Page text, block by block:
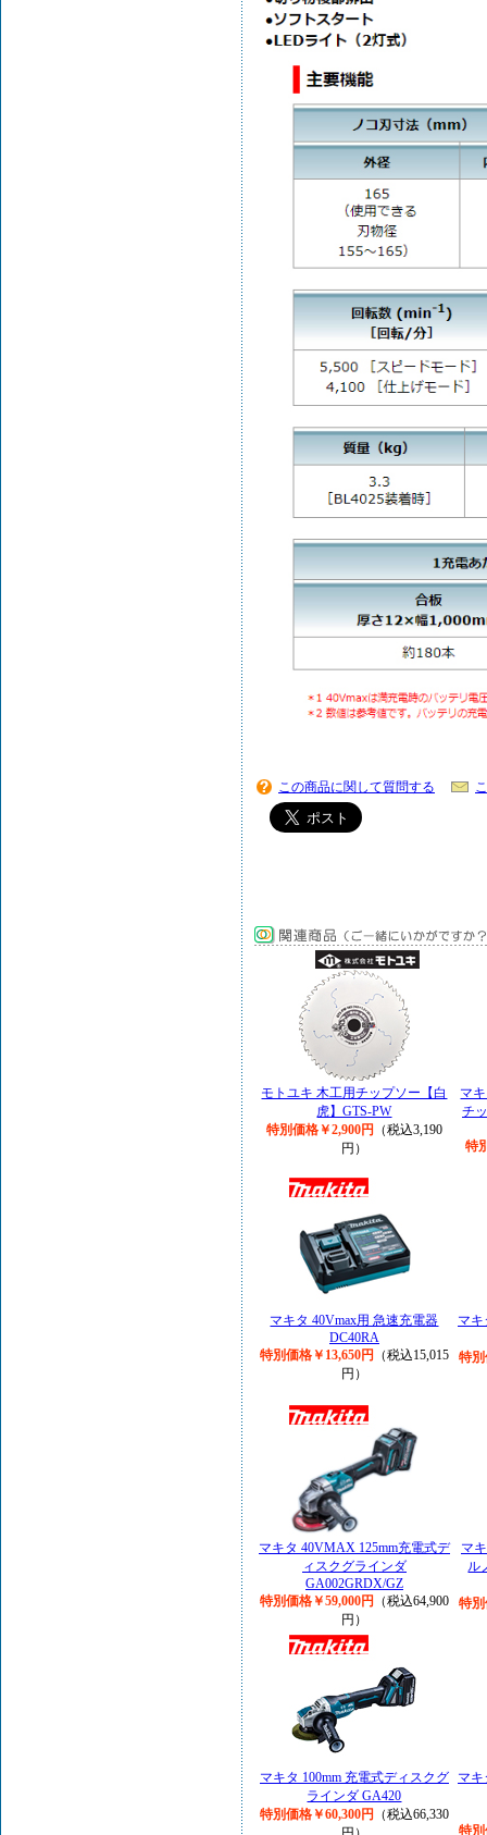
この商品に関して質問する
モトユキ 木工用チップソー【白
虎】GTS-PW
特別価格￥2,900円
（税込3,190
円）
マ
チ
特
マキタ 40Vmax用 急速充電器
DC40RA
特別価格￥13,650円
（税込15,015
円）
マ
特別
マキタ 40VMAX 125mm充電式デ
ィスクグラインダ
GA002GRDX/GZ
特別価格￥59,000円
（税込64,900
円）
マ
ル
特別
マキタ 100mm 充電式ディスクグ
ラインダ GA420
特別価格￥60,300円
（税込66,330
マキ
特別